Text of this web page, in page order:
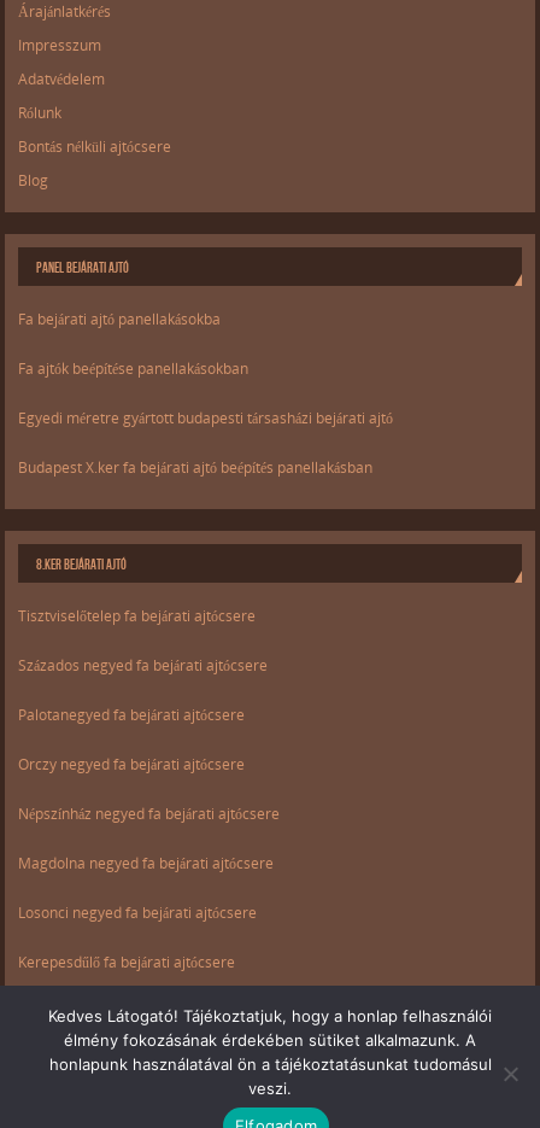
Árajánlatkérés
Impresszum
Adatvédelem
Rólunk
Bontás nélküli ajtócsere
Blog
PANEL BEJÁRATI AJTÓ
Fa bejárati ajtó panellakásokba
Fa ajtók beépítése panellakásokban
Egyedi méretre gyártott budapesti társasházi bejárati ajtó
Budapest X.ker fa bejárati ajtó beépítés panellakásban
8.KER BEJÁRATI AJTÓ
Tisztviselőtelep fa bejárati ajtócsere
Százados negyed fa bejárati ajtócsere
Palotanegyed fa bejárati ajtócsere
Orczy negyed fa bejárati ajtócsere
Népszínház negyed fa bejárati ajtócsere
Magdolna negyed fa bejárati ajtócsere
Losonci negyed fa bejárati ajtócsere
Kerepesdűlő fa bejárati ajtócsere
Ganz negyed fa bejárati ajtócsere
Csarnok negyed fa bejárati ajtócsere
Kedves Látogató! Tájékoztatjuk, hogy a honlap felhasználói
élmény fokozásának érdekében sütiket alkalmazunk. A
honlapunk használatával ön a tájékoztatásunkat tudomásul
veszi.